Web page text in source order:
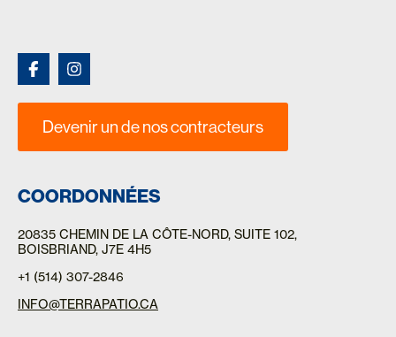
Devenir un de nos contracteurs
COORDONNÉES
20835 CHEMIN DE LA CÔTE-NORD, SUITE 102,
BOISBRIAND, J7E 4H5
+1 (514) 307-2846
INFO@TERRAPATIO.CA